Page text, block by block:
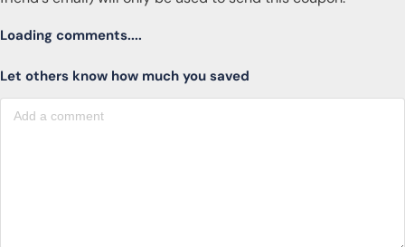
Loading comments....
Let others know how much you saved